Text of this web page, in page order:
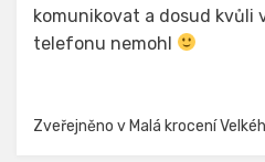
komunikovat a dosud kvůli
telefonu nemohl
Zveřejněno v Malá krocení